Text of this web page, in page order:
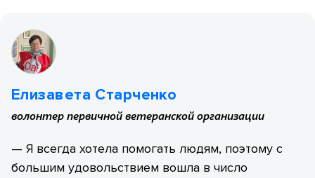
Елизавета Старченко
волонтер первичной ветеранской организации
— Я всегда хотела помогать людям, поэтому с
большим удовольствием вошла в число